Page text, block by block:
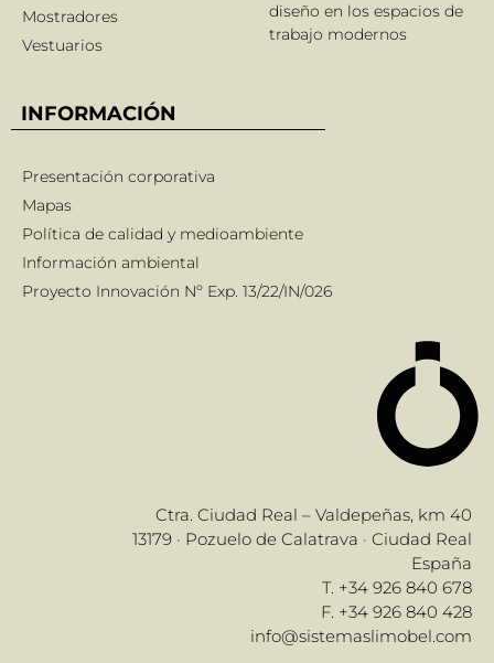
Mostradores
Vestuarios
diseño en los espacios de
trabajo modernos
INFORMACIÓN
Presentación corporativa
Mapas
Política de calidad y medioambiente
Información ambiental
Proyecto Innovación Nº Exp. 13/22/IN/026
Ctra. Ciudad Real – Valdepeñas, km 40
13179 · Pozuelo de Calatrava · Ciudad Real
España
T. +34 926 840 678
F. +34 926 840 428
info@sistemaslimobel.com